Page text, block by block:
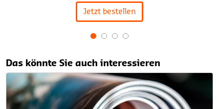
Jetzt bestellen
1
of
4
Das könnte Sie auch interessieren